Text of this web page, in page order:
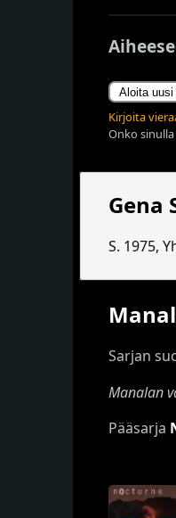
Aloita
Kirjoita
Onko
Gena
S. 1975,
Sarjan
Manalan
Pääsarja